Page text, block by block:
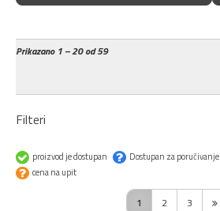
Prikazano1 – 20 od 59
Filteri
proizvod je dostupan Dostupan za poručivanje
cena na upit
1 2 3